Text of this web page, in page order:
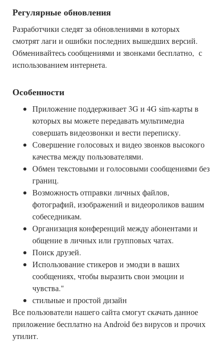
Регулярные обновления
Разработчики следят за обновлениями в которых
смотрят лаги и ошибки последних вышедших версий.
Обменивайтесь сообщениями и звонками бесплатно, с
использованием интернета.
Особенности
Приложение поддерживает 3G и 4G sim-карты в
которых вы можете передавать мультимедиа
совершать видеозвонки и вести переписку.
Совершение голосовых и видео звонков высокого
качества между пользователями.
Обмен текстовыми и голосовыми сообщениями без
границ.
Возможность отправки личных файлов,
фотографий, изображений и видеороликов вашим
собеседникам.
Организация конференций между абонентами и
общение в личных или групповых чатах.
Поиск друзей.
Использование стикеров и эмодзи в ваших
сообщениях, чтобы выразить свои эмоции и
чувства."
стильные и простой дизайн
Все пользователи нашего сайта смогут скачать данное
приложение бесплатно на Android без вирусов и прочих
утилит.